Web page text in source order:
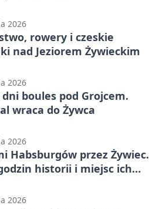
2026
rowery i czeskie
nad Jeziorem Żywieckim
2026
boules pod Grojcem.
wraca do Żywca
2026
Habsburgów przez Żywiec.
historii i miejsc ich
2026